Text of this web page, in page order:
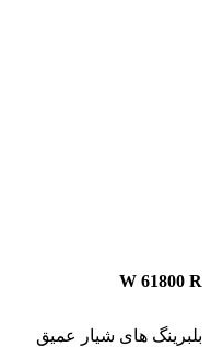
W 61800 R
بلبرینگ های شیار عمیق